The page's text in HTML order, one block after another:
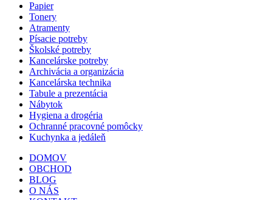
Papier
Tonery
Atramenty
Písacie potreby
Školské potreby
Kancelárske potreby
Archivácia a organizácia
Kancelárska technika
Tabule a prezentácia
Nábytok
Hygiena a drogéria
Ochranné pracovné pomôcky
Kuchynka a jedáleň
DOMOV
OBCHOD
BLOG
O NÁS